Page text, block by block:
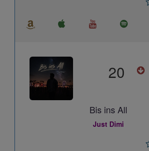
20
Bis ins All
Just Dimi